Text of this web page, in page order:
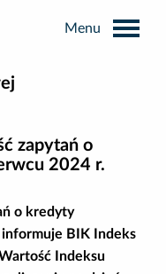
zapytań o
2024 r.
o kredyty
BIK Indeks
Indeksu